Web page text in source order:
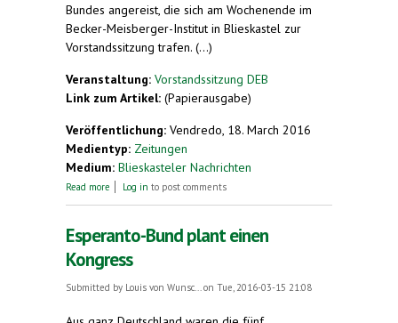
Bundes angereist, die sich am Wochenende im
Becker-Meisberger-Institut in Blieskastel zur
Vorstandssitzung trafen. (...)
Veranstaltung: Vorstandssitzung DEB
Link zum Artikel: (Papierausgabe)
Veröffentlichung: Vendredo, 18. March 2016
Medientyp: Zeitungen
Medium: Blieskasteler Nachrichten
Read more about Deutscher Esperanto-Bund in Blieskastel.
Log in to post comments
Esperanto-Bund plant einen
Kongress
Submitted by Louis von Wunsc... on Tue, 2016-03-15 21:08